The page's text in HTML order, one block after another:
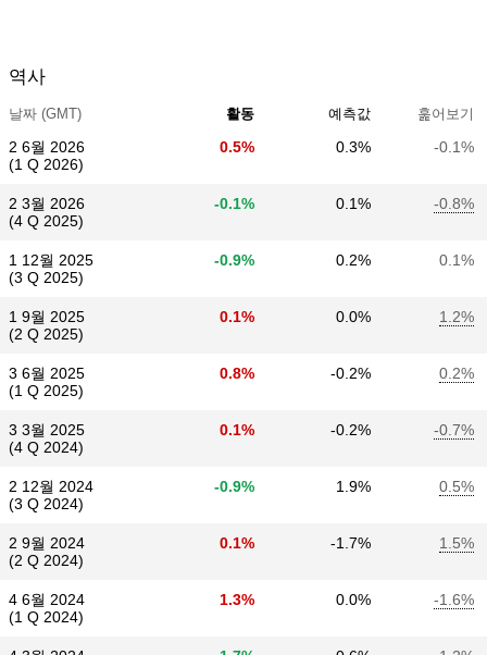
역사
날짜 (GMT) 활동 예측값 훑어보기
2 6월 2026
(1 Q 2026)
0.5% 0.3% -0.1%
2 3월 2026
(4 Q 2025)
-0.1% 0.1% -0.8%
1 12월 2025
(3 Q 2025)
-0.9% 0.2% 0.1%
1 9월 2025
(2 Q 2025)
0.1% 0.0% 1.2%
3 6월 2025
(1 Q 2025)
0.8% -0.2% 0.2%
3 3월 2025
(4 Q 2024)
0.1% -0.2% -0.7%
2 12월 2024
(3 Q 2024)
-0.9% 1.9% 0.5%
2 9월 2024
(2 Q 2024)
0.1% -1.7% 1.5%
4 6월 2024
(1 Q 2024)
1.3% 0.0% -1.6%